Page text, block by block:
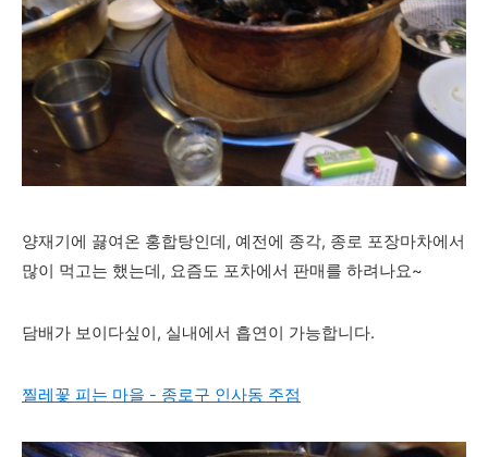
양재기에 끓여온 홍합탕인데, 예전에 종각, 종로 포장마차에서
많이 먹고는 했는데, 요즘도 포차에서 판매를 하려나요~
담배가 보이다싶이, 실내에서 흡연이 가능합니다.
찔레꽃 피는 마을 - 종로구 인사동 주점